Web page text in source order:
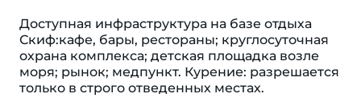
Доступная инфраструктура на базе отдыха
Скиф:кафе, бары, рестораны; круглосуточная
охрана комплекса; детская площадка возле
моря; рынок; медпункт. Курение: разрешается
только в строго отведенных местах.